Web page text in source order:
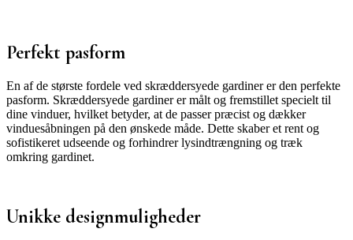
Perfekt pasform
En af de største fordele ved skræddersyede gardiner er den perfekte
pasform. Skræddersyede gardiner er målt og fremstillet specielt til
dine vinduer, hvilket betyder, at de passer præcist og dækker
vinduesåbningen på den ønskede måde. Dette skaber et rent og
sofistikeret udseende og forhindrer lysindtrængning og træk
omkring gardinet.
Unikke designmuligheder